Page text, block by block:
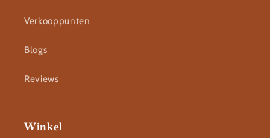
Verkooppunten
Blogs
Reviews
Winkel